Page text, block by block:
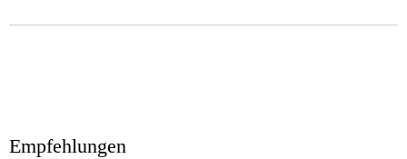
Empfehlungen